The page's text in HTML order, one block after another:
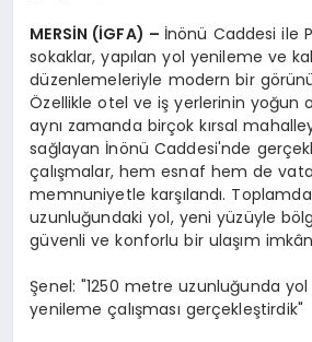
MERSİN (İGFA) – İnönü Caddesi ile
sokaklar, yapılan yol yenileme ve
düzenlemeleriyle modern bir
Özellikle otel ve iş yerlerinin yoğun
aynı zamanda birçok kırsal
sağlayan İnönü Caddesi'nde
çalışmalar, hem esnaf hem de
memnuniyetle karşılandı.
uzunluğundaki yol, yeni yüzüyle
güvenli ve konforlu bir ulaşım
Şenel: "1250 metre uzunluğunda yol
yenileme çalışması gerçekleştirdik"